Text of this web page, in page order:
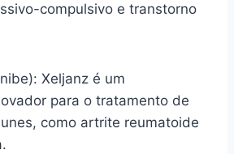
compulsivo e transtorno
Xeljanz é um
para o tratamento de
como artrite reumatoide